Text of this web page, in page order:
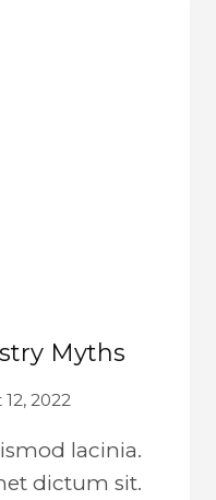
Myths
2022
lacinia.
dictum sit.